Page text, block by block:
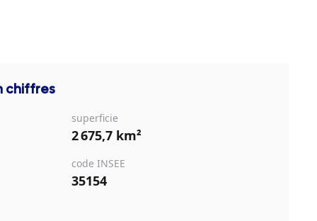
chiffres
superficie
2 675,7 km²
code INSEE
35154